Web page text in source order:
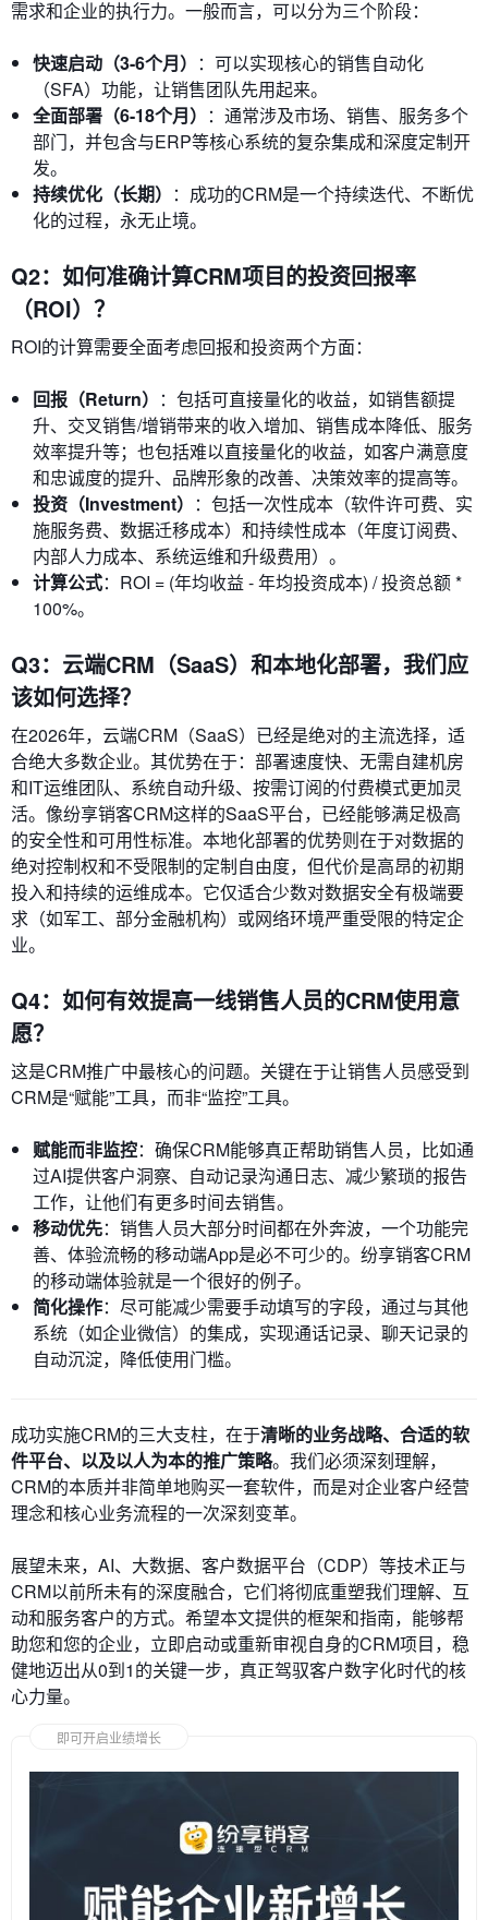
需求和企业的执行力。一般而言，可以分为三个阶段：
快速启动（3-6个月） ：可以实现核心的销售自动化
（SFA）功能，让销售团队先用起来。
全面部署（6-18个月） ：通常涉及市场、销售、服务多个
部门，并包含与ERP等核心系统的复杂集成和深度定制开
发。
持续优化（长期） ：成功的CRM是一个持续迭代、不断优
化的过程，永无止境。
Q2：如何准确计算CRM项目的投资回报率
（ROI）？
ROI的计算需要全面考虑回报和投资两个方面：
回报（Return） ：包括可直接量化的收益，如销售额提
升、交叉销售/增销带来的收入增加、销售成本降低、服务
效率提升等；也包括难以直接量化的收益，如客户满意度
和忠诚度的提升、品牌形象的改善、决策效率的提高等。
投资（Investment） ：包括一次性成本（软件许可费、实
施服务费、数据迁移成本）和持续性成本（年度订阅费、
内部人力成本、系统运维和升级费用）。
计算公式：ROI = (年均收益 - 年均投资成本) / 投资总额 *
100%。
Q3：云端CRM（SaaS）和本地化部署，我们应
该如何选择？
在2026年，云端CRM（SaaS）已经是绝对的主流选择，适
合绝大多数企业。其优势在于：部署速度快、无需自建机房
和IT运维团队、系统自动升级、按需订阅的付费模式更加灵
活。像纷享销客CRM这样的SaaS平台，已经能够满足极高
的安全性和可用性标准。本地化部署的优势则在于对数据的
绝对控制权和不受限制的定制自由度，但代价是高昂的初期
投入和持续的运维成本。它仅适合少数对数据安全有极端要
求（如军工、部分金融机构）或网络环境严重受限的特定企
业。
Q4：如何有效提高一线销售人员的CRM使用意
愿？
这是CRM推广中最核心的问题。关键在于让销售人员感受到
CRM是“赋能”工具，而非“监控”工具。
赋能而非监控：确保CRM能够真正帮助销售人员，比如通
过AI提供客户洞察、自动记录沟通日志、减少繁琐的报告
工作，让他们有更多时间去销售。
移动优先：销售人员大部分时间都在外奔波，一个功能完
善、体验流畅的移动端App是必不可少的。纷享销客CRM
的移动端体验就是一个很好的例子。
简化操作：尽可能减少需要手动填写的字段，通过与其他
系统（如企业微信）的集成，实现通话记录、聊天记录的
自动沉淀，降低使用门槛。
成功实施CRM的三大支柱，在于清晰的业务战略、合适的软
件平台、以及以人为本的推广策略。我们必须深刻理解，
CRM的本质并非简单地购买一套软件，而是对企业客户经营
理念和核心业务流程的一次深刻变革。
展望未来，AI、大数据、客户数据平台（CDP）等技术正与
CRM以前所未有的深度融合，它们将彻底重塑我们理解、互
动和服务客户的方式。希望本文提供的框架和指南，能够帮
助您和您的企业，立即启动或重新审视自身的CRM项目，稳
健地迈出从0到1的关键一步，真正驾驭客户数字化时代的核
心力量。
即可开启业绩增长